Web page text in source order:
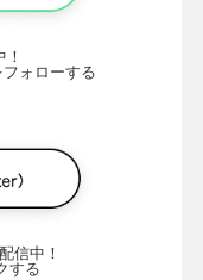
ォローする
信中！
する